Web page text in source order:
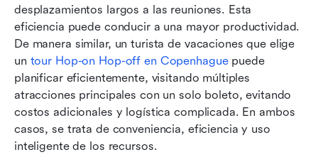
desplazamientos largos a las reuniones. Esta
eficiencia puede conducir a una mayor productividad.
De manera similar, un turista de vacaciones que elige
un tour Hop-on Hop-off en Copenhague puede
planificar eficientemente, visitando múltiples
atracciones principales con un solo boleto, evitando
costos adicionales y logística complicada. En ambos
casos, se trata de conveniencia, eficiencia y uso
inteligente de los recursos.